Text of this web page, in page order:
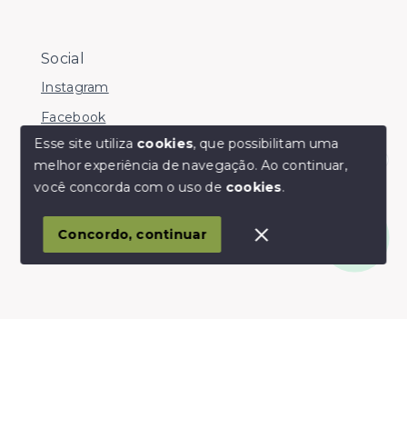
Olá! somos da Linkmob, como podemos ajudar?
Social
Instagram
Facebook
© Copyright 2026 - Youinvest - Todos os direitos
SITE PARA IMOBILIARIA
Esse site utiliza cookies, que possibilitam uma
melhor experiência de navegação.Ao continuar,
você concorda com o uso de cookies.
Concordo, continuar